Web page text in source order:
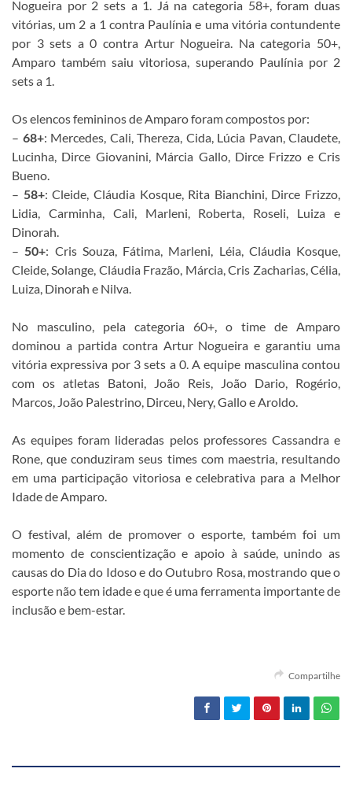
Nogueira por 2 sets a 1. Já na categoria 58+, foram duas
vitórias, um 2 a 1 contra Paulínia e uma vitória contundente
por 3 sets a 0 contra Artur Nogueira. Na categoria 50+,
Amparo também saiu vitoriosa, superando Paulínia por 2
sets a 1.
Os elencos femininos de Amparo foram compostos por:
– 68+: Mercedes, Cali, Thereza, Cida, Lúcia Pavan, Claudete,
Lucinha, Dirce Giovanini, Márcia Gallo, Dirce Frizzo e Cris
Bueno.
– 58+: Cleide, Cláudia Kosque, Rita Bianchini, Dirce Frizzo,
Lidia, Carminha, Cali, Marleni, Roberta, Roseli, Luiza e
Dinorah.
– 50+: Cris Souza, Fátima, Marleni, Léia, Cláudia Kosque,
Cleide, Solange, Cláudia Frazão, Márcia, Cris Zacharias, Célia,
Luiza, Dinorah e Nilva.
No masculino, pela categoria 60+, o time de Amparo
dominou a partida contra Artur Nogueira e garantiu uma
vitória expressiva por 3 sets a 0. A equipe masculina contou
com os atletas Batoni, João Reis, João Dario, Rogério,
Marcos, João Palestrino, Dirceu, Nery, Gallo e Aroldo.
As equipes foram lideradas pelos professores Cassandra e
Rone, que conduziram seus times com maestria, resultando
em uma participação vitoriosa e celebrativa para a Melhor
Idade de Amparo.
O festival, além de promover o esporte, também foi um
momento de conscientização e apoio à saúde, unindo as
causas do Dia do Idoso e do Outubro Rosa, mostrando que o
esporte não tem idade e que é uma ferramenta importante de
inclusão e bem-estar.
Compartilhe